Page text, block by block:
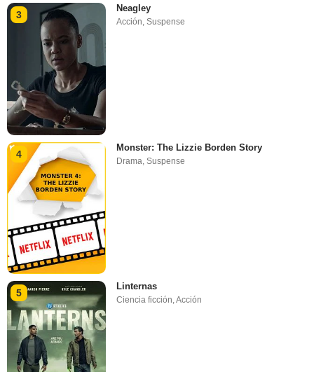
3
Neagley
Acción,Suspense
4
Monster: The Lizzie Borden Story
Drama ,Suspense
5
Linternas
Ciencia ficción,Acción